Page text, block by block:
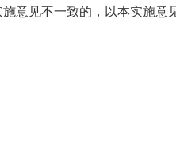
意见不一致的，以本实施意